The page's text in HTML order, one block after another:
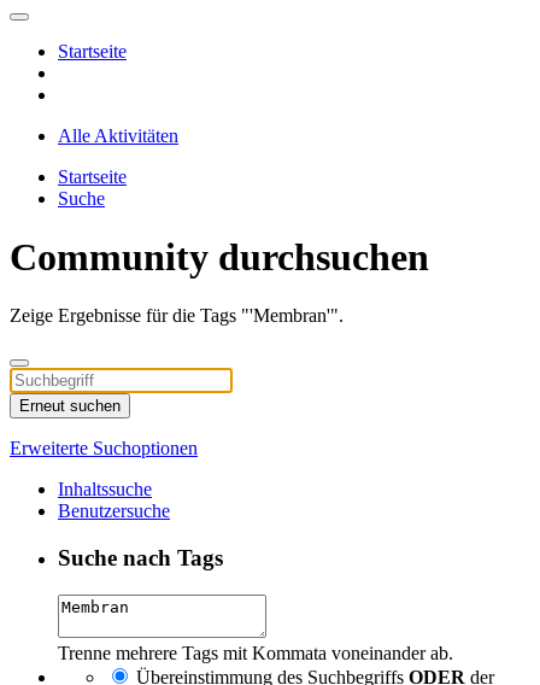
Startseite
Alle Aktivitäten
Startseite
Suche
Community durchsuchen
Zeige Ergebnisse für die Tags "'Membran'".
Erneut suchen
Erweiterte Suchoptionen
Inhaltssuche
Benutzersuche
Suche nach Tags
Trenne mehrere Tags mit Kommata voneinander ab.
Übereinstimmung des Suchbegriffs ODER der